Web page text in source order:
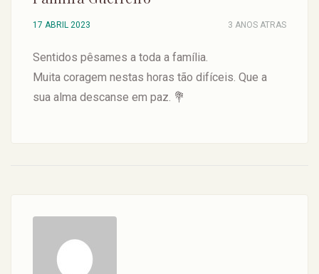
17 ABRIL 2023 3 ANOS ATRAS
Sentidos pêsames a toda a família.
Muita coragem nestas horas tão difíceis. Que a
sua alma descanse em paz. 💐